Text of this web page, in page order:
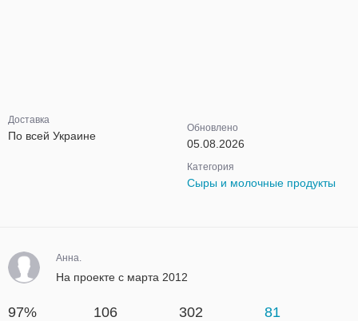
Доставка
По всей Украине
Обновлено
05.08.2026
Категория
Сыры и молочные продукты
Анна.
На проекте с марта 2012
97% 106 302 81